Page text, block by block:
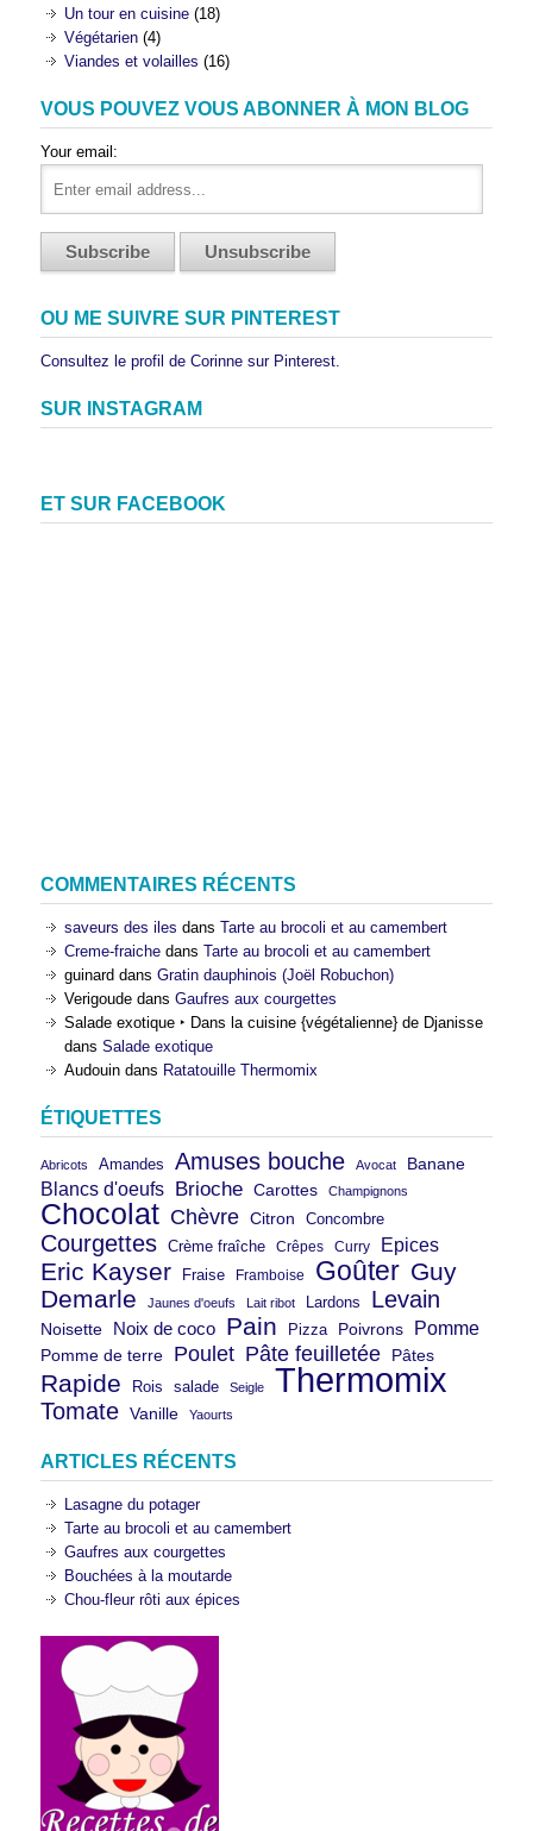
Un tour en cuisine (18)
Végétarien (4)
Viandes et volailles (16)
VOUS POUVEZ VOUS ABONNER À MON BLOG
Your email:
OU ME SUIVRE SUR PINTEREST
Consultez le profil de Corinne sur Pinterest.
SUR INSTAGRAM
ET SUR FACEBOOK
COMMENTAIRES RÉCENTS
saveurs des iles dans Tarte au brocoli et au camembert
Creme-fraiche dans Tarte au brocoli et au camembert
guinard dans Gratin dauphinois (Joël Robuchon)
Verigoude dans Gaufres aux courgettes
Salade exotique ‣ Dans la cuisine {végétalienne} de Djanisse
dans Salade exotique
Audouin dans Ratatouille Thermomix
ÉTIQUETTES
Abricots Amandes Amuses bouche Avocat Banane
Blancs d'oeufs Brioche Carottes Champignons
Chocolat Chèvre Citron Concombre
Courgettes Crème fraîche Crêpes Curry Epices
Eric Kayser Fraise Framboise Goûter Guy
Demarle
Jaunes d'oeufs Lait ribot Lardons Levain
Noisette Noix de coco Pain Pizza Poivrons Pomme
Pomme de terre Poulet Pâte feuilletée Pâtes
Rapide Rois salade Seigle Thermomix
Tomate Vanille Yaourts
ARTICLES RÉCENTS
Lasagne du potager
Tarte au brocoli et au camembert
Gaufres aux courgettes
Bouchées à la moutarde
Chou-fleur rôti aux épices